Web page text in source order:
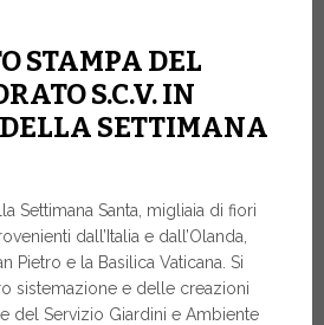
STAMPA DEL
S.C.V. IN
SETTIMANA
Settimana Santa, migliaia di fiori
dall’Italia e dall’Olanda,
Pietro e la Basilica Vaticana. Si
sistemazione e delle creazioni
del Servizio Giardini e Ambiente